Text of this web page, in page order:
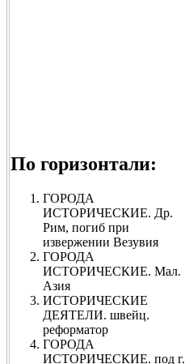
По горизонтали:
ГОРОДА
ИСТОРИЧЕСКИЕ. Др.
Рим, погиб при
извержении Везувия
ГОРОДА
ИСТОРИЧЕСКИЕ. Мал.
Азия
ИСТОРИЧЕСКИЕ
ДЕЯТЕЛИ. швейц.
реформатор
ГОРОДА
ИСТОРИЧЕСКИЕ. под г.